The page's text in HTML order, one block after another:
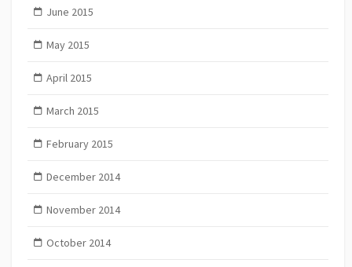
June 2015
May 2015
April 2015
March 2015
February 2015
December 2014
November 2014
October 2014